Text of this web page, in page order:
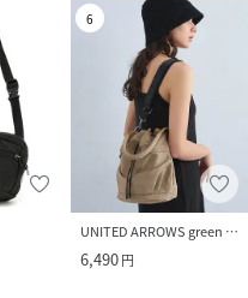
6
UNITED ARROWS green label relaxing
6,490円